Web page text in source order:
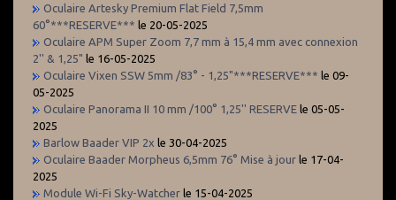
Oculaire Artesky Premium Flat Field 7,5mm
60°***RESERVE*** le 20-05-2025
Oculaire APM Super Zoom 7,7 mm à 15,4 mm avec connexion
2'' & 1,25" le 16-05-2025
Oculaire Vixen SSW 5mm /83° - 1,25"***RESERVE*** le 09-
05-2025
Oculaire Panorama II 10 mm /100° 1,25'' RESERVE le 05-05-
2025
Barlow Baader VIP 2x le 30-04-2025
Oculaire Baader Morpheus 6,5mm 76° Mise à jour le 17-04-
2025
Module Wi-Fi Sky-Watcher le 15-04-2025